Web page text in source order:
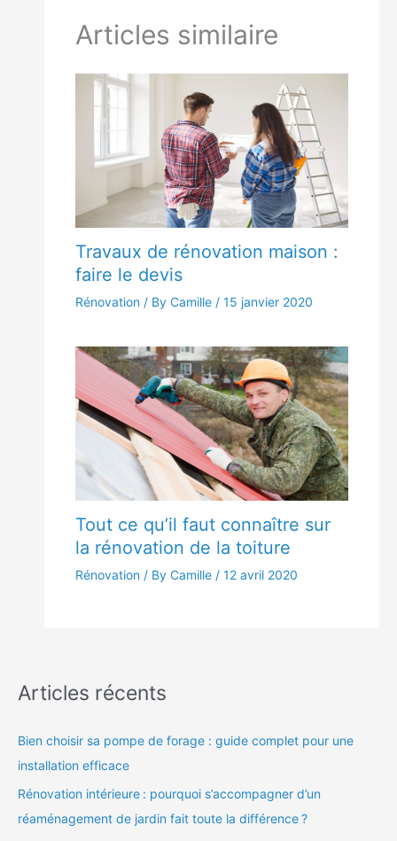
Articles similaire
Travaux de rénovation maison :
faire le devis
Rénovation / By Camille / 15 janvier 2020
Tout ce qu’il faut connaître sur
la rénovation de la toiture
Rénovation / By Camille / 12 avril 2020
Articles récents
Bien choisir sa pompe de forage : guide complet pour une
installation efficace
Rénovation intérieure : pourquoi s’accompagner d’un
réaménagement de jardin fait toute la différence ?